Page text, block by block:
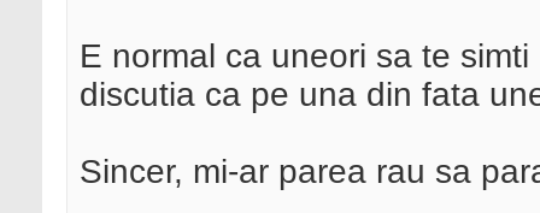
E normal ca uneori sa te
discutia ca pe una din fata
Sincer, mi-ar parea rau sa